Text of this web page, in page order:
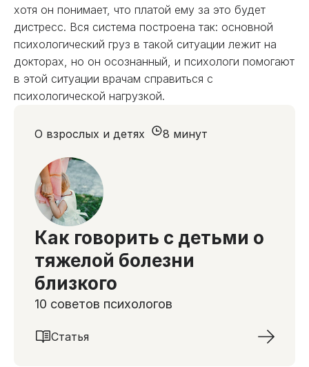
хотя он понимает, что платой ему за это будет
дистресс. Вся система построена так: основной
психологический груз в такой ситуации лежит на
докторах, но он осознанный, и психологи помогают
в этой ситуации врачам справиться с
психологической нагрузкой.
Как говорить с детьми о
тяжелой болезни
близкого
10 советов психологов
О взрослых и детях
Статья
8 минут